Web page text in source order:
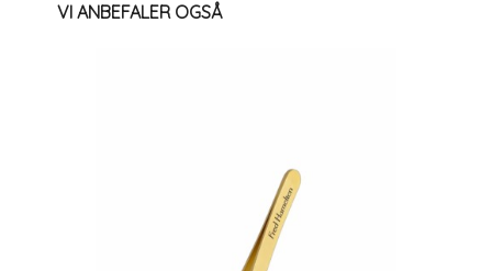
VI ANBEFALER OGSÅ